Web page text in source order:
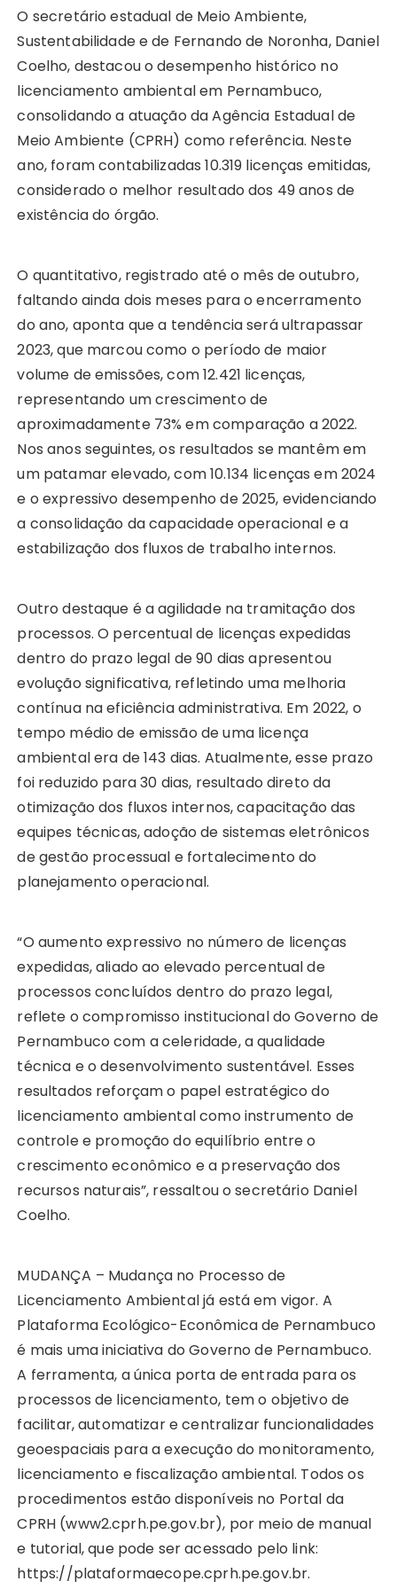
O secretário estadual de Meio Ambiente,
Sustentabilidade e de Fernando de Noronha, Daniel
Coelho, destacou o desempenho histórico no
licenciamento ambiental em Pernambuco,
consolidando a atuação da Agência Estadual de
Meio Ambiente (CPRH) como referência. Neste
ano, foram contabilizadas 10.319 licenças emitidas,
considerado o melhor resultado dos 49 anos de
existência do órgão.
O quantitativo, registrado até o mês de outubro,
faltando ainda dois meses para o encerramento
do ano, aponta que a tendência será ultrapassar
2023, que marcou como o período de maior
volume de emissões, com 12.421 licenças,
representando um crescimento de
aproximadamente 73% em comparação a 2022.
Nos anos seguintes, os resultados se mantêm em
um patamar elevado, com 10.134 licenças em 2024
e o expressivo desempenho de 2025, evidenciando
a consolidação da capacidade operacional e a
estabilização dos fluxos de trabalho internos.
Outro destaque é a agilidade na tramitação dos
processos. O percentual de licenças expedidas
dentro do prazo legal de 90 dias apresentou
evolução significativa, refletindo uma melhoria
contínua na eficiência administrativa. Em 2022, o
tempo médio de emissão de uma licença
ambiental era de 143 dias. Atualmente, esse prazo
foi reduzido para 30 dias, resultado direto da
otimização dos fluxos internos, capacitação das
equipes técnicas, adoção de sistemas eletrônicos
de gestão processual e fortalecimento do
planejamento operacional.
“O aumento expressivo no número de licenças
expedidas, aliado ao elevado percentual de
processos concluídos dentro do prazo legal,
reflete o compromisso institucional do Governo de
Pernambuco com a celeridade, a qualidade
técnica e o desenvolvimento sustentável. Esses
resultados reforçam o papel estratégico do
licenciamento ambiental como instrumento de
controle e promoção do equilíbrio entre o
crescimento econômico e a preservação dos
recursos naturais”, ressaltou o secretário Daniel
Coelho.
MUDANÇA – Mudança no Processo de
Licenciamento Ambiental já está em vigor. A
Plataforma Ecológico-Econômica de Pernambuco
é mais uma iniciativa do Governo de Pernambuco.
A ferramenta, a única porta de entrada para os
processos de licenciamento, tem o objetivo de
facilitar, automatizar e centralizar funcionalidades
geoespaciais para a execução do monitoramento,
licenciamento e fiscalização ambiental. Todos os
procedimentos estão disponíveis no Portal da
CPRH (www2.cprh.pe.gov.br), por meio de manual
e tutorial, que pode ser acessado pelo link:
https://plataformaecope.cprh.pe.gov.br.